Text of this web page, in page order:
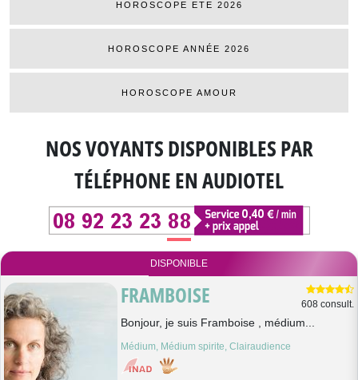
HOROSCOPE ETE 2026
HOROSCOPE ANNÉE 2026
HOROSCOPE AMOUR
NOS VOYANTS DISPONIBLESPAR
TÉLÉPHONE EN AUDIOTEL
DISPONIBLE
FRAMBOISE 608 consult.
Bonjour, je suis Framboise , médium...
Médium, Médium spirite, Clairaudience